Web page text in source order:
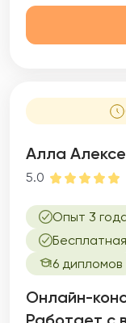
Алла
5.0
Опыт 3
6 дипломов
Онлайн-